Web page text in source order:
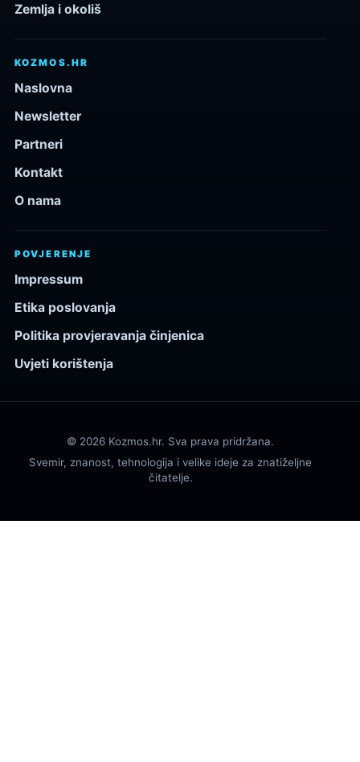
Zemlja i okoliš
KOZMOS.HR
Naslovna
Newsletter
Partneri
Kontakt
O nama
POVJERENJE
Impressum
Etika poslovanja
Politika provjeravanja činjenica
Uvjeti korištenja
© 2026 Kozmos.hr. Sva prava pridržana.
Svemir, znanost, tehnologija i velike ideje za znatiželjne
čitatelje.